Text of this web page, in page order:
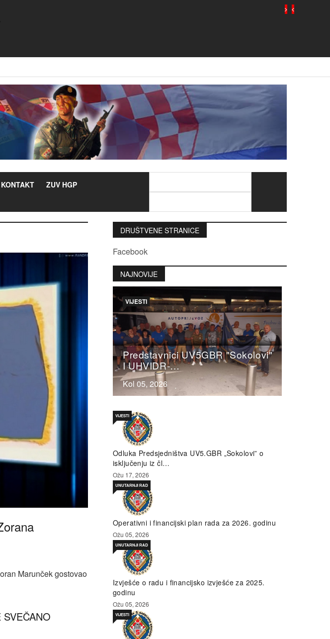
KONTAKT ZUV HGP
Marunček gostovao
DRUŠTVENE STRANICE
Facebook
NAJNOVIJE
Predstavnici UV5GBR "Sokolovi"
I UHVIDR-…
Kol 05, 2026
VIJESTI
Odluka Predsjedništva UV5.GBR „Sokolovi” o
isključenju iz čl…
VIJESTI
Ožu 17, 2026
Operativni i financijski plan rada za 2026. godinu
UNUTARNJI RAD
Ožu 05, 2026
Izvješće o radu i financijsko izvješće za 2025.
godinu
UNUTARNJI RAD
Ožu 05, 2026
VIJESTI